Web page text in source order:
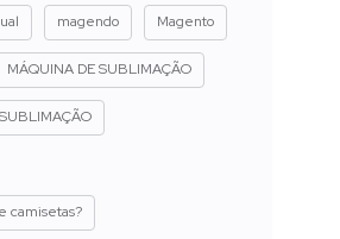
magendo Magento
MÁQUINA DE SUBLIMAÇÃO
camisetas?